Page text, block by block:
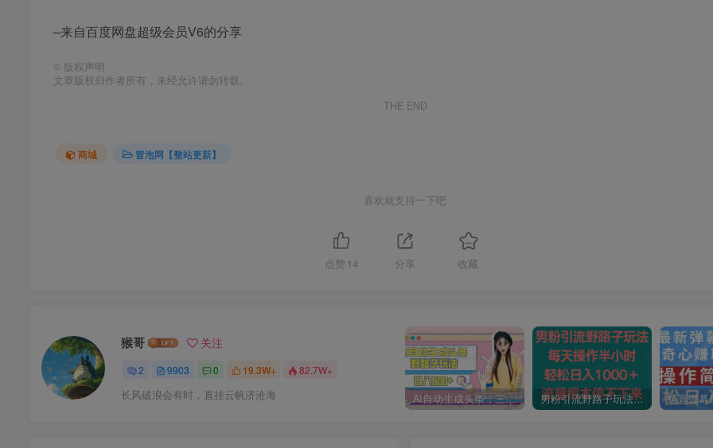
–来自百度网盘超级会员V6的分享
© 版权声明
文章版权归作者所有，未经允许请勿转载。
THE END
商城 冒泡网【整站更新】
喜欢就支持一下吧
点赞 14 分享 收藏
猴哥 关注
2 9903 0 19.3W+ 82.7W+
长风破浪会有时，直挂云帆济沧海 AI自动生成头条，三天必起号，三分钟轻松发布内容，复制粘贴，保姆级教… 男粉引流野路子玩法，每天操作半小时轻松日入1000＋，流量根本停不下来